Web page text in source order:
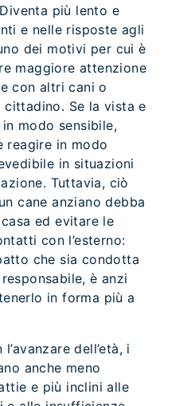
più lento e
e nelle risposte agli
dei motivi per cui è
maggiore attenzione
con altri cani o
Se la vista e
modo sensibile,
reagire in modo
in situazioni
Tuttavia, ciò
cane anziano debba
ed evitare le
con l’esterno:
che sia condotta
è anzi
in forma più a
dell’età, i
anche meno
e più inclini alle